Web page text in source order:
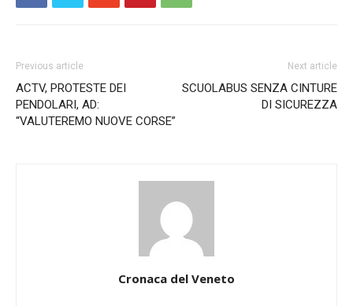
Previous article
ACTV, PROTESTE DEI
PENDOLARI, AD:
“VALUTEREMO NUOVE CORSE”
Next article
SCUOLABUS SENZA CINTURE
DI SICUREZZA
Cronaca del Veneto